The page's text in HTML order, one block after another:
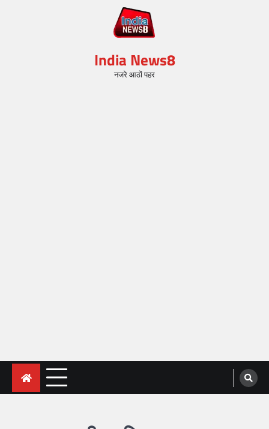
India News8
नजरे आठों पहर